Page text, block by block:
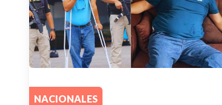
NACIONALES